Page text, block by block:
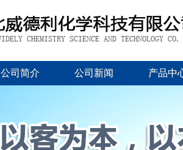
公司简介 公司新闻 产品中